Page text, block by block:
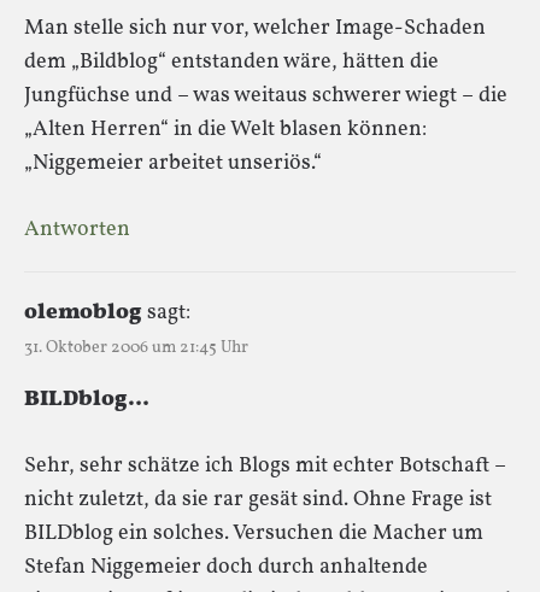
Man stelle sich nur vor, welcher Image-Schaden
dem „Bildblog“ entstanden wäre, hätten die
Jungfüchse und – was weitaus schwerer wiegt – die
„Alten Herren“ in die Welt blasen können:
„Niggemeier arbeitet unseriös.“
Antworten
olemoblogsagt:
31. Oktober 2006 um 21:45 Uhr
BILDblog…
Sehr, sehr schätze ich Blogs mit echter Botschaft –
nicht zuletzt, da sie rar gesät sind. Ohne Frage ist
BILDblog ein solches. Versuchen die Macher um
Stefan Niggemeier doch durch anhaltende